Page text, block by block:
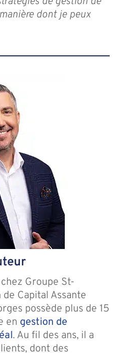
dont je peux
Groupe St-
Capital Assante
possède plus de 15
en gestion de
. Au fil des ans, il a
dont des